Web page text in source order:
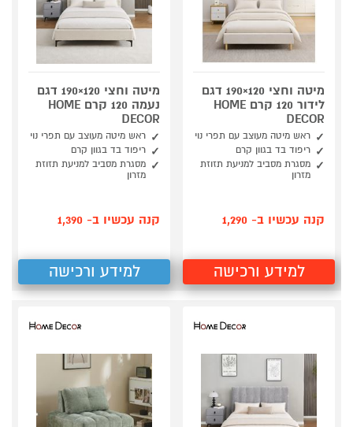
מיטה וחצי 120×190 דגם
לידור 120 קרם HOME
DECOR
ראש מיטה מעוצב עם תפרי נוי
ריפוד בד בגוון קרם
מסגרת מסביב למניעת תזוזת
מזרון
קנה עכשיו ב- 1,290
למידע ורכישה
מיטה וחצי 120×190 דגם
נעמה 120 קרם HOME
DECOR
ראש מיטה מעוצב עם תפרי נוי
ריפוד בד בגוון קרם
מסגרת מסביב למניעת תזוזת
מזרון
קנה עכשיו ב- 1,390
למידע ורכישה